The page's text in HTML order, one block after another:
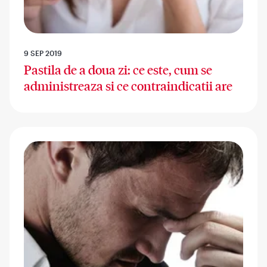
9 SEP 2019
Pastila de a doua zi: ce este, cum se
administreaza si ce contraindicatii are